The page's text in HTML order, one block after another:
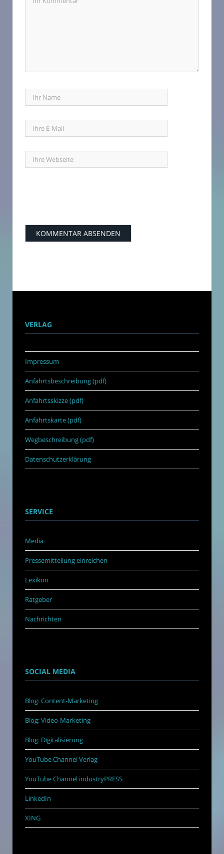
VERLAG
Impressum
Anfahrtsbeschreibung (pdf)
Anfahrtsskizze (pdf)
Anfahrtskarte (pdf)
Wegbeschreibung (pdf)
Datenschutzerklärung
SERVICE
Media
Pressemitteilung einreichen
Lexikon
Ratgeber
Nachrichten
SOCIAL MEDIA
Blog: Content-Marketing
Blog: Video-Marketing
Blog: Digitalisierung
YouTube Channel Verlag
YouTube Channel industryPRESS
LinkedIn
XING